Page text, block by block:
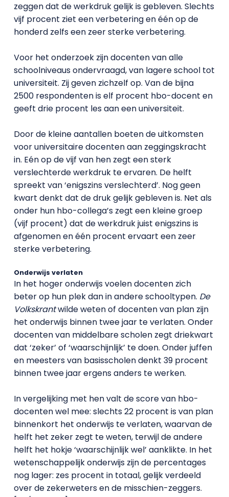
zeggen dat de werkdruk gelijk is gebleven. Slechts
vijf procent ziet een verbetering en één op de
honderd zelfs een zeer sterke verbetering.
Voor het onderzoek zijn docenten van alle
schoolniveaus ondervraagd, van lagere school tot
universiteit. Zij geven zichzelf op. Van de bijna
2500 respondenten is elf procent hbo-docent en
geeft drie procent les aan een universiteit.
Door de kleine aantallen boeten de uitkomsten
voor universitaire docenten aan zeggingskracht
in. Eén op de vijf van hen zegt een sterk
verslechterde werkdruk te ervaren. De helft
spreekt van ‘enigszins verslechterd’. Nog geen
kwart denkt dat de druk gelijk gebleven is. Net als
onder hun hbo-collega’s zegt een kleine groep
(vijf procent) dat de werkdruk juist enigszins is
afgenomen en één procent ervaart een zeer
sterke verbetering.
Onderwijs verlaten
In het hoger onderwijs voelen docenten zich
beter op hun plek dan in andere schooltypen. De
Volkskrantwilde weten of docenten van plan zijn
het onderwijs binnen twee jaar te verlaten. Onder
docenten van middelbare scholen zegt driekwart
dat ‘zeker’ of ‘waarschijnlijk’ te doen. Onder juffen
en meesters van basisscholen denkt 39 procent
binnen twee jaar ergens anders te werken.
In vergelijking met hen valt de score van hbo-
docenten wel mee: slechts 22 procent is van plan
binnenkort het onderwijs te verlaten, waarvan de
helft het zeker zegt te weten, terwijl de andere
helft het hokje ‘waarschijnlijk wel’ aanklikte. In het
wetenschappelijk onderwijs zijn de percentages
nog lager: zes procent in totaal, gelijk verdeeld
over de zekerweters en de misschien-zeggers.